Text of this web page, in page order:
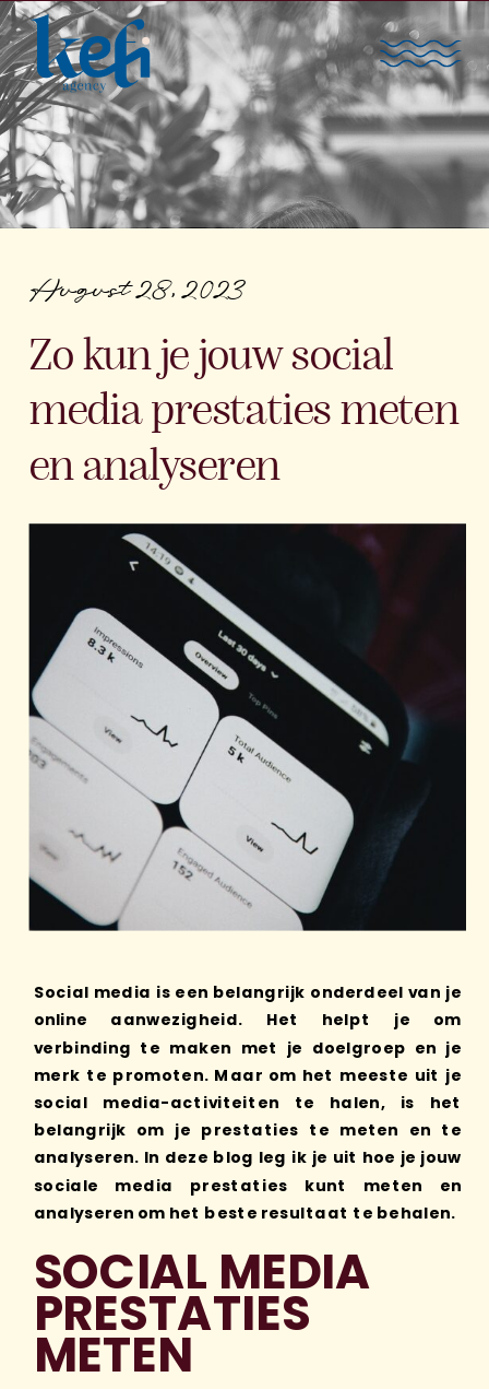
Zo kun je jouw social
media prestaties meten
en analyseren
August 28, 2023
Social media is een belangrijk onderdeel van je
online aanwezigheid. Het helpt je om
verbinding te maken met je doelgroep en je
merk te promoten. Maar om het meeste uit je
social media-activiteiten te halen, is het
belangrijk om je prestaties te meten en te
analyseren. In deze blog leg ik je uit hoe je jouw
sociale media prestaties kunt meten en
analyseren om het beste resultaat te behalen.
SOCIAL MEDIA
PRESTATIES
METEN